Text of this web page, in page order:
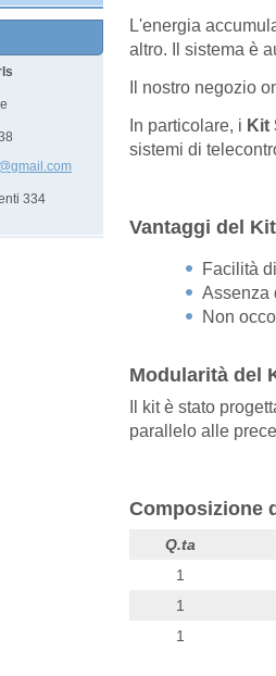
L'energia
altro. Il sistema è
Il nostro negozio
In particolare, i Kit
sistemi di
Vantaggi del Kit
Facilità
Assenza
Non
Modularità del
Il kit è stato
parallelo alle
Composizione
Q.ta
1
1
1
com
334